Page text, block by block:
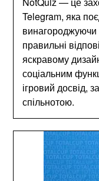
Telegram, яка
винагороджуючи
правильні
яскравому
соціальним
ігровий досвід,
спільнотою.